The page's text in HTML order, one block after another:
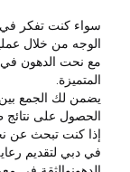
سواء كنت تفكر في
الوجه من خلال
مع نحت الدهون في
المتميزة.
يضمن لك الجمع بين
الحصول على نتائج
إذا كنت تبحث عن
في دبي لتقديم